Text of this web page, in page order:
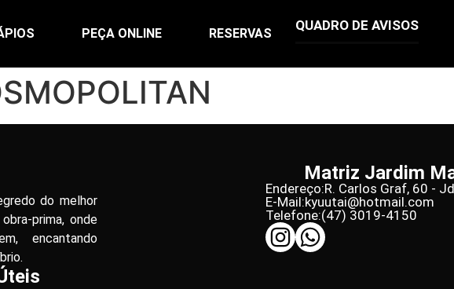
PEÇA ONLINE RESERVAS
QUADRO DE AVISOS
do melhor
prima, onde
encantando
Matriz Jardim
Endereço:R. Carlos Graf, 60 -
E-Mail:kyuutai@hotmail.com
Telefone:(47) 3019-4150